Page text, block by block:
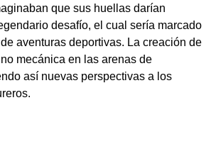
que sus huellas darían
desafío, el cual sería marcado
aventuras deportivas. La creación de
mecánica en las arenas de
así nuevas perspectivas a los